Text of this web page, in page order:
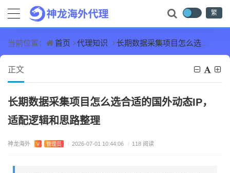
繁
当前位置： 首页 代理知识 长期数据采集项目怎么选合适的国外动态IP，适配逻辑和思路整理
正文
长期数据采集项目怎么选合适的国外动态IP，
适配逻辑和思路整理
神龙海外 V 管理员 / 2026-07-01 10:44:06 / 118 阅读